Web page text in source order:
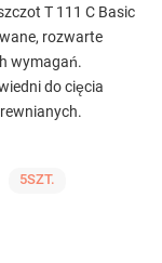
T 111 C Basic
rozwarte
wymagań.
do cięcia
5SZT.